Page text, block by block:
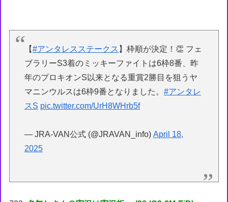
【#アンタレスステークス 】枠順が決定！👏 フェ
ブラリーS3着のミッキーファイトは6枠8番、昨
年のプロキオンS以来となる重賞2勝目を狙うヤ
マニンウルスは6枠9番となりました。#アンタレ
スS pic.twitter.com/UrH8WHrb5f
— JRA-VAN公式 (@JRAVAN_info)April 18,
2025